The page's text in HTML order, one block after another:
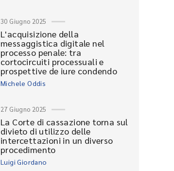
30 Giugno 2025
L'acquisizione della
messaggistica digitale nel
processo penale: tra
cortocircuiti processuali e
prospettive de iure condendo
Michele Oddis
27 Giugno 2025
La Corte di cassazione torna sul
divieto di utilizzo delle
intercettazioni in un diverso
procedimento
Luigi Giordano